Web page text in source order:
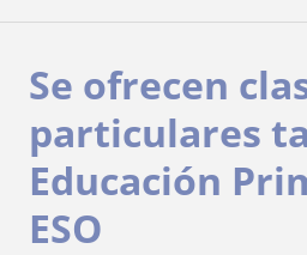
Se ofrecen
particulares
Educación
ESO